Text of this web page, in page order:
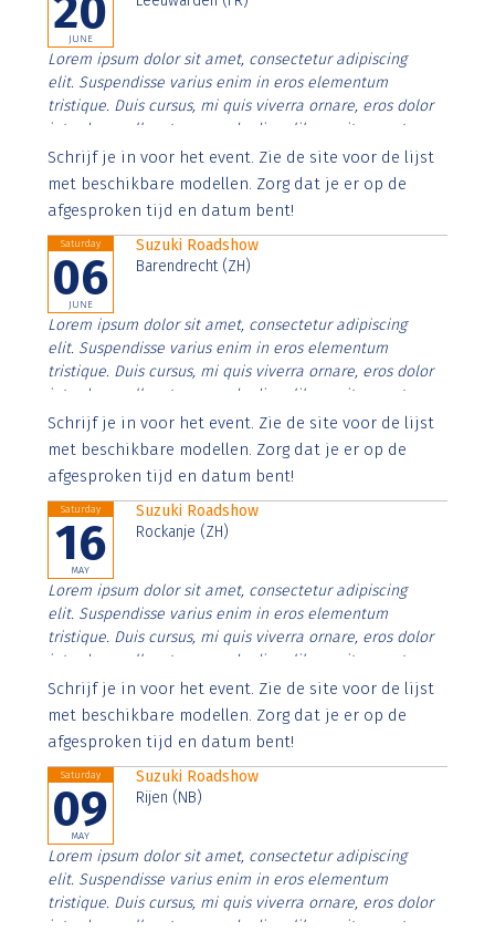
JUNE
Lorem ipsum dolor sit amet, consectetur adipiscing
elit. Suspendisse varius enim in eros elementum
tristique. Duis cursus, mi quis viverra ornare, eros dolor
interdum nulla, ut commodo diam libero vitae erat.
Aenean faucibus nibh et justo cursus id rutrum lorem
imperdiet. Nunc ut sem vitae risus tristique posuere.
Schrijf je in voor het event. Zie de site voor de lijst
met beschikbare modellen. Zorg dat je er op de
afgesproken tijd en datum bent!
Saturday
06
JUNE
Suzuki Roadshow
Barendrecht (ZH)
Lorem ipsum dolor sit amet, consectetur adipiscing
elit. Suspendisse varius enim in eros elementum
tristique. Duis cursus, mi quis viverra ornare, eros dolor
interdum nulla, ut commodo diam libero vitae erat.
Aenean faucibus nibh et justo cursus id rutrum lorem
imperdiet. Nunc ut sem vitae risus tristique posuere.
Schrijf je in voor het event. Zie de site voor de lijst
met beschikbare modellen. Zorg dat je er op de
afgesproken tijd en datum bent!
Saturday
16
MAY
Suzuki Roadshow
Rockanje (ZH)
Lorem ipsum dolor sit amet, consectetur adipiscing
elit. Suspendisse varius enim in eros elementum
tristique. Duis cursus, mi quis viverra ornare, eros dolor
interdum nulla, ut commodo diam libero vitae erat.
Aenean faucibus nibh et justo cursus id rutrum lorem
imperdiet. Nunc ut sem vitae risus tristique posuere.
Schrijf je in voor het event. Zie de site voor de lijst
met beschikbare modellen. Zorg dat je er op de
afgesproken tijd en datum bent!
Saturday
09
MAY
Suzuki Roadshow
Rijen (NB)
Lorem ipsum dolor sit amet, consectetur adipiscing
elit. Suspendisse varius enim in eros elementum
tristique. Duis cursus, mi quis viverra ornare, eros dolor
interdum nulla, ut commodo diam libero vitae erat.